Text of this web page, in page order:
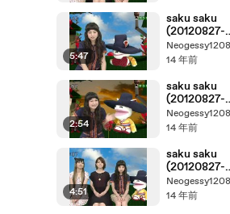
5:47
saku saku
(20120827-
0730 ｔｖ
ｋ)-03
Neogessy1208
14 年前
2:54
saku saku
(20120827-
0730 ｔｖ
ｋ)-04
Neogessy1208
14 年前
4:51
saku saku
(20120827-
0730 ｔｖ
ｋ)-02
Neogessy1208
14 年前